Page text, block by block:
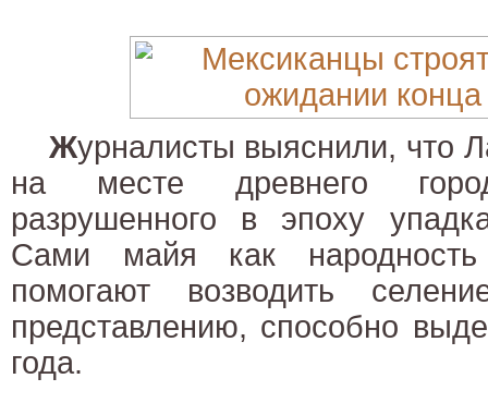
Журналисты выяснили, что
на месте древнего
разрушенного в эпоху
Сами майя как
помогают возводить
представлению, способно
года.